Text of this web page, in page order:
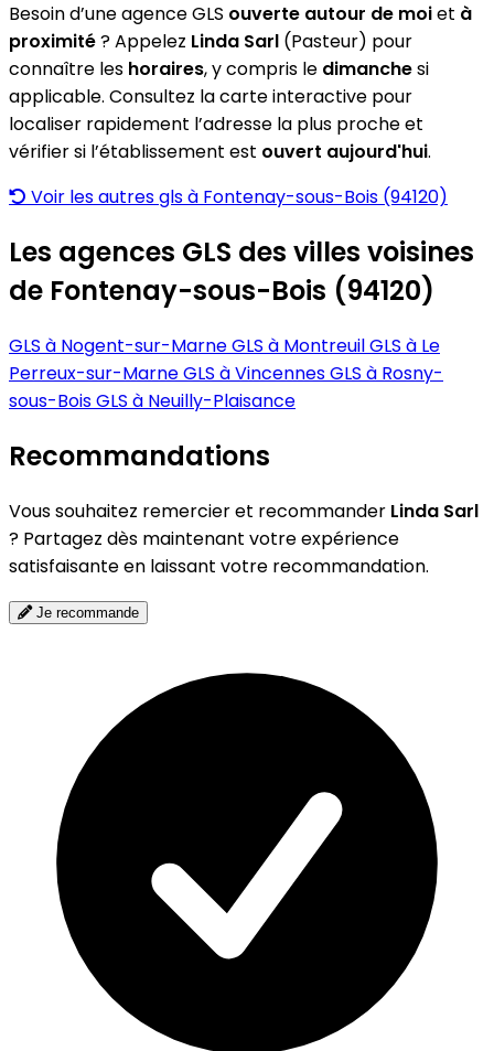
Besoin d’une agence GLS ouverte autour de moiet à
proximité? Appelez Linda Sarl (Pasteur) pour
connaître les horaires, y compris le dimanchesi
applicable. Consultez la carte interactive pour
localiser rapidement l’adresse la plus proche et
vérifier si l’établissement est ouvert aujourd'hui.
Voir les autres gls à Fontenay-sous-Bois (94120)
Les agences GLS des villes voisines
de Fontenay-sous-Bois (94120)
GLS à Nogent-sur-MarneGLS à MontreuilGLS à Le
Perreux-sur-MarneGLS à VincennesGLS à Rosny-
sous-BoisGLS à Neuilly-Plaisance
Recommandations
Vous souhaitez remercier et recommander Linda Sarl
? Partagez dès maintenant votre expérience
satisfaisante en laissant votre recommandation.
Je recommande